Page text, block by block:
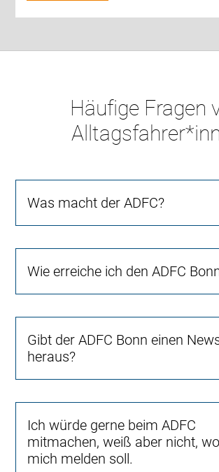
Häufige Fragen
Was macht der ADFC?
Wie erreiche ich den ADFC
Gibt der ADFC Bonn einen
heraus?
Ich würde gerne beim ADFC
mitmachen, weiß aber nicht,
mich melden soll.